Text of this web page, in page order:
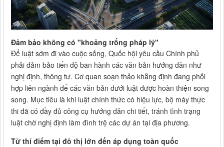
Đảm bảo không có "khoảng trống pháp lý"
Để luật sớm đi vào cuộc sống, Quốc hội yêu cầu Chính phủ
phải đảm bảo tiến độ ban hành các văn bản hướng dẫn như
nghị định, thông tư. Cơ quan soạn thảo khẳng định đang phối
hợp liên ngành để các văn bản dưới luật được hoàn thiện song
song. Mục tiêu là khi luật chính thức có hiệu lực, bộ máy thực
thi đã có đầy đủ công cụ hướng dẫn chi tiết, tránh tình trạng
luật chờ nghị định làm đình trệ các dự án tại địa phương.
Từ thí điểm tại đô thị lớn đến áp dụng toàn quốc